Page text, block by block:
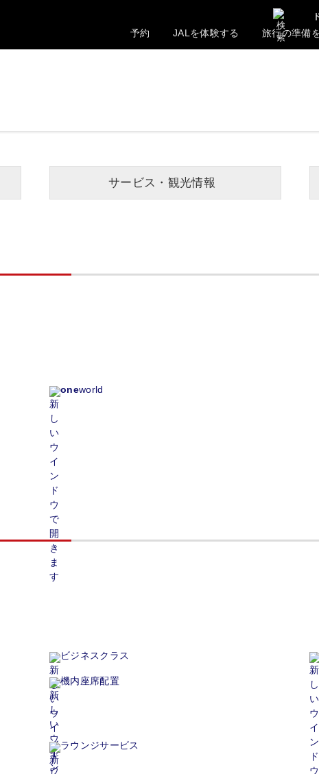
予約 JALを体験する 旅行の準備
サービス・観光情報
oneworld
ビジネスクラス
機内座席配置
ラウンジサービス